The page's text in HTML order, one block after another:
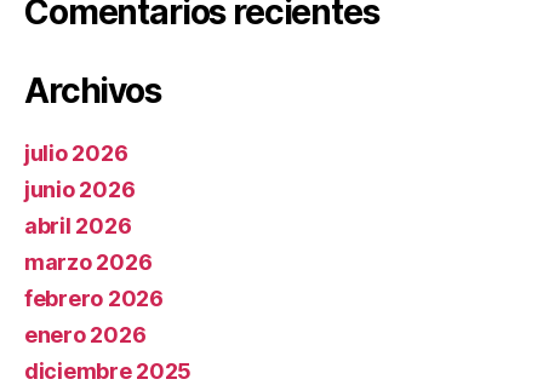
Comentarios recientes
Archivos
julio 2026
junio 2026
abril 2026
marzo 2026
febrero 2026
enero 2026
diciembre 2025